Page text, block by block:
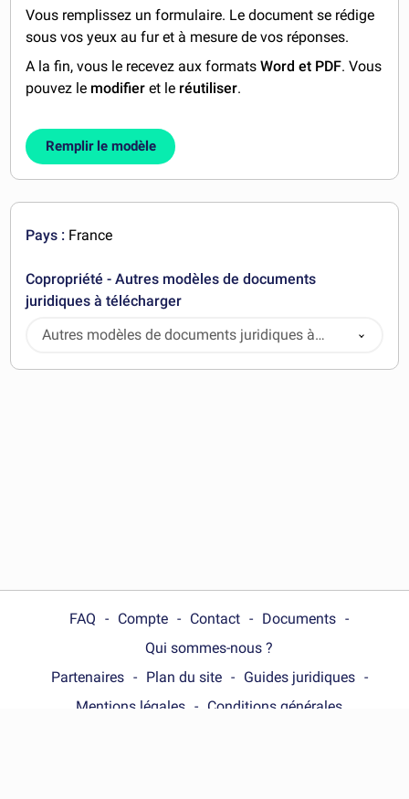
Vous remplissez un formulaire. Le document se rédige
sous vos yeux au fur et à mesure de vos réponses.
A la fin, vous le recevez aux formatsWord et PDF. Vous
pouvez le modifier et le réutiliser.
Remplir le modèle
Pays : France
Copropriété - Autres modèles de documents
juridiques à télécharger
Autres modèles de documents juridiques à
télécharger
FAQ Compte Contact
Documents
Qui sommes-nous ?
Partenaires
Plan du site
Guides juridiques
Mentions légales
Conditions générales